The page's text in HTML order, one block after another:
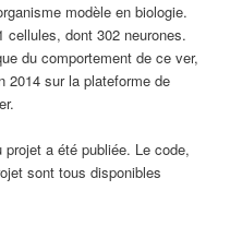
modèle en biologie.
cellules, dont 302 neurones.
du comportement de ce ver,
2014 sur la plateforme de
a été publiée. Le code,
sont tous disponibles